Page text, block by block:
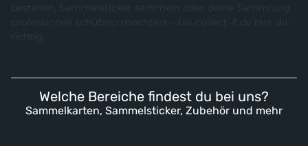
bestellen, Sammelsticker sammeln oder deine Sammlung
professionell schützen möchtest – bei collect-it.de bist du
richtig.
Welche Bereiche findest du bei uns?
Sammelkarten, Sammelsticker, Zubehör und mehr